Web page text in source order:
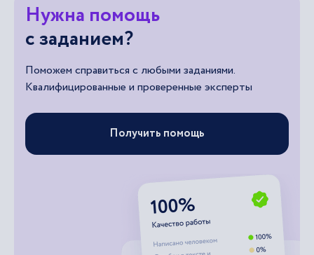
Нужна помощь
с заданием?
Поможем справиться с любыми заданиями.
Квалифицированные и проверенные эксперты
Получить помощь